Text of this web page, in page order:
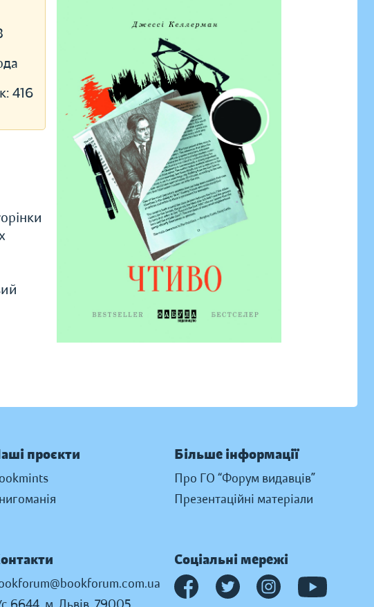
416
проєкти Більше інформації
Про ГО “Форум видавців”
Презентаційні матеріали
Соціальні мережі